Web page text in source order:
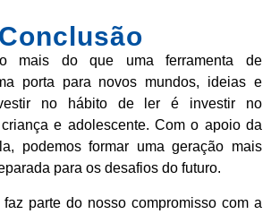
Conclusão
mais do que uma ferramenta de
porta para novos mundos, ideias e
no hábito de ler é investir no
e adolescente. Com o apoio da
podemos formar uma geração mais
para os desafios do futuro.
faz parte do nosso compromisso com a